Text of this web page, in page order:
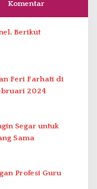
Komentar
Berikut
Feri Farhati di
2024
Segar untuk
Sama
Profesi Guru